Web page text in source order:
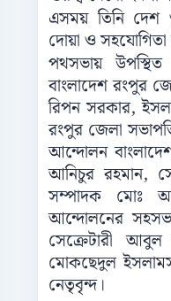
এসময় তিনি
দোয়া ও
পথসভায়
বাংলাদেশ রংপুর
রিপন সরকার,
রংপুর জেলা
আন্দোলন
আনিচুর রহমান,
সম্পাদক মোঃ
আন্দোলনের
সেক্রেটারী আবুল
মোকছেদুল
নেতৃবৃন্দ।